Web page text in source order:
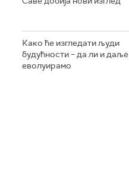
Како ће изгледати људи
будућности – да ли и даље
еволуирамо